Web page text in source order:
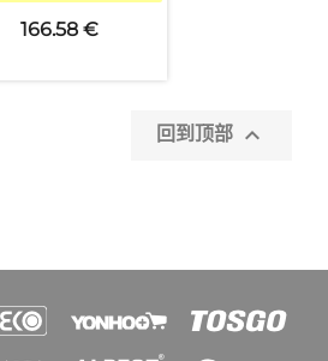
166.58 €
回到顶部 
取消 创建心愿单